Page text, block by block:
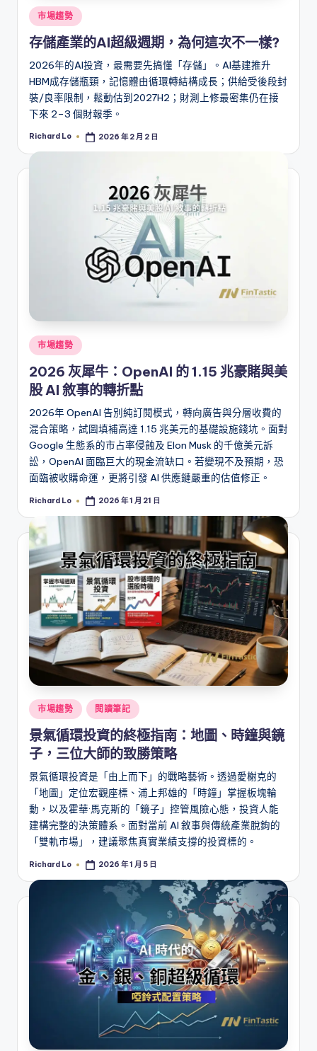
Posted
in
市場趨勢
存儲產業的AI超級週期，為何這次不一樣?
2026年的AI投資，最需要先搞懂「存儲」。AI基建推升
HBM成存儲瓶頸，記憶體由循環轉結構成長；供給受後段封
裝/良率限制，鬆動估到2027H2；財測上修最密集仍在接
下來 2–3 個財報季。
Posted
Richard Lo 2026 年 2 月 2 日
Posted
in
市場趨勢
2026 灰犀牛：OpenAI 的 1.15 兆豪賭與美
股 AI 敘事的轉折點
2026年 OpenAI 告別純訂閱模式，轉向廣告與分層收費的
混合策略，試圖填補高達 1.15 兆美元的基礎設施錢坑。面對
Google 生態系的市占率侵蝕及 Elon Musk 的千億美元訴
訟，OpenAI 面臨巨大的現金流缺口。若變現不及預期，恐
面臨被收購命運，更將引發 AI 供應鏈嚴重的估值修正。
Posted
Richard Lo 2026 年 1 月 21 日
Posted
in
市場趨勢 閱讀筆記
景氣循環投資的終極指南：地圖、時鐘與鏡
子，三位大師的致勝策略
景氣循環投資是「由上而下」的戰略藝術。透過愛榭克的
「地圖」定位宏觀座標、浦上邦雄的「時鐘」掌握板塊輪
動，以及霍華·馬克斯的「鏡子」控管風險心態，投資人能
建構完整的決策體系。面對當前 AI 敘事與傳統產業脫鉤的
「雙軌市場」，建議聚焦真實業績支撐的投資標的。
Posted
Richard Lo 2026 年 1 月 5 日